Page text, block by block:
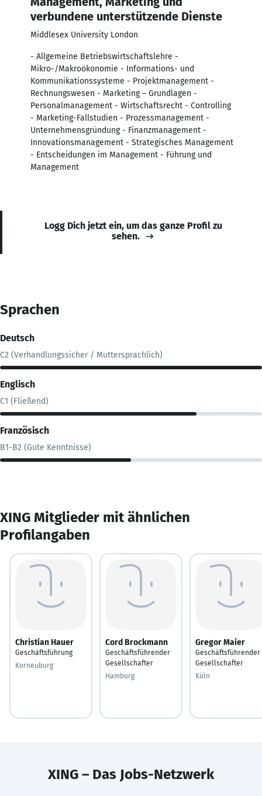
verbundene unterstützende Dienste
Middlesex University London
- Allgemeine Betriebswirtschaftslehre -
Mikro-/Makroökonomie - Informations- und
Kommunikationssysteme - Projektmanagement -
Rechnungswesen - Marketing – Grundlagen -
Personalmanagement - Wirtschaftsrecht - Controlling
- Marketing-Fallstudien - Prozessmanagement -
Unternehmensgründung - Finanzmanagement -
Innovationsmanagement - Strategisches Management
- Entscheidungen im Management - Führung und
Management
Logg Dich jetzt ein, um das ganze Profil zu
sehen.
Sprachen
Deutsch
C2 (Verhandlungssicher / Muttersprachlich)
Englisch
C1 (Fließend)
Französisch
B1-B2 (Gute Kenntnisse)
XING Mitglieder mit ähnlichen
Profilangaben
Christian Hauer
Geschäftsführung
Korneuburg
Cord Brockmann
Geschäftsführender
Gesellschafter
Hamburg
Gregor Maier
Geschäftsführender
Gesellschafter
Köln
XING – Das Jobs-Netzwerk